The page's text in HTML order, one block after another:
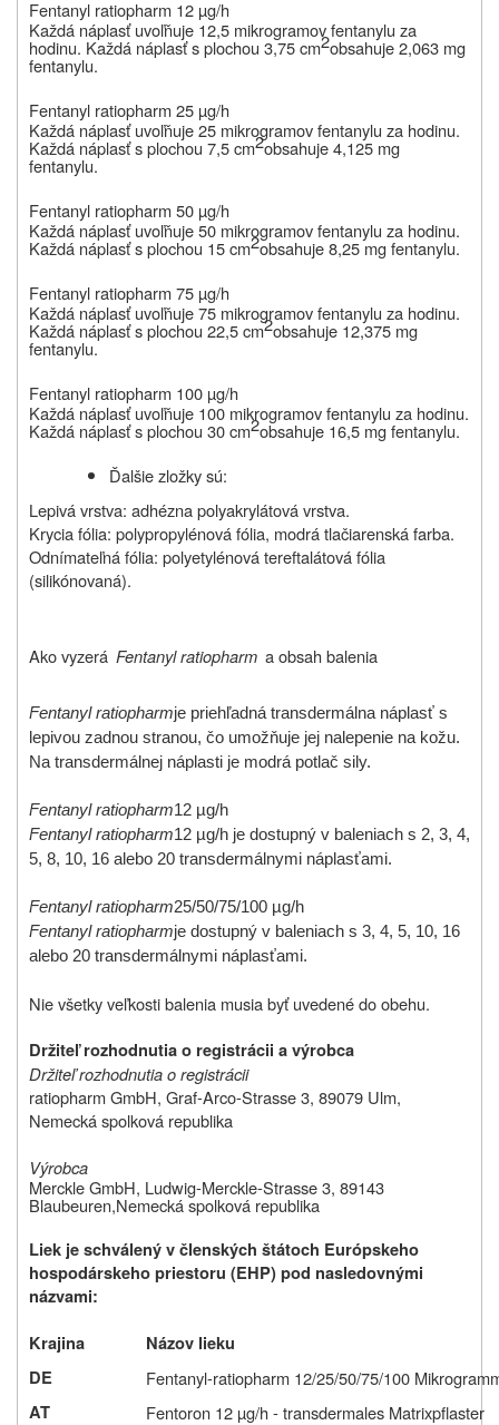
Fentanyl ratiopharm 12 µg/h
Každá náplasť uvoľňuje 12,5 mikrogramov fentanylu za
hodinu. Každá náplasť s plochou 3,75 cm2obsahuje 2,063 mg
fentanylu.
Fentanyl ratiopharm 25 µg/h
Každá náplasť uvoľňuje 25 mikrogramov fentanylu za hodinu.
Každá náplasť s plochou 7,5 cm2obsahuje 4,125 mg
fentanylu.
Fentanyl ratiopharm 50 µg/h
Každá náplasť uvoľňuje 50 mikrogramov fentanylu za hodinu.
Každá náplasť s plochou 15 cm2obsahuje 8,25 mg fentanylu.
Fentanyl ratiopharm 75 µg/h
Každá náplasť uvoľňuje 75 mikrogramov fentanylu za hodinu.
Každá náplasť s plochou 22,5 cm2obsahuje 12,375 mg
fentanylu.
Fentanyl ratiopharm 100 µg/h
Každá náplasť uvoľňuje 100 mikrogramov fentanylu za hodinu.
Každá náplasť s plochou 30 cm2obsahuje 16,5 mg fentanylu.
Ďalšie zložky sú:
Lepivá vrstva: adhézna polyakrylátová vrstva.
Krycia fólia: polypropylénová fólia, modrá tlačiarenská farba.
Odnímateľná fólia: polyetylénová tereftalátová fólia
(silikónovaná).
Ako vyzerá Fentanyl ratiopharm a obsah balenia
Fentanyl ratiopharmje priehľadná transdermálna náplasť s
lepivou zadnou stranou, čo umožňuje jej nalepenie na kožu.
Na transdermálnej náplasti je modrá potlač sily.
Fentanyl ratiopharm12 µg/h
Fentanyl ratiopharm12 µg/h je dostupný v baleniach s 2, 3, 4,
5, 8, 10, 16 alebo 20 transdermálnymi náplasťami.
Fentanyl ratiopharm25/50/75/100 µg/h
Fentanyl ratiopharmje dostupný v baleniach s 3, 4, 5, 10, 16
alebo 20 transdermálnymi náplasťami.
Nie všetky veľkosti balenia musia byť uvedené do obehu.
Držiteľ rozhodnutia o registrácii a výrobca
Držiteľ rozhodnutia o registrácii
ratiopharm GmbH, Graf-Arco-Strasse 3, 89079 Ulm,
Nemecká spolková republika
Výrobca
Merckle GmbH, Ludwig-Merckle-Strasse 3, 89143
Blaubeuren,Nemecká spolková republika
Liek je schválený v členských štátoch Európskeho
hospodárskeho priestoru (EHP) pod nasledovnými
názvami:
Krajina
Názov lieku
DE
Fentanyl-ratiopharm 12/25/50/75/100
AT
Fentoron 12 µg/h - transdermales Matrixpflaster